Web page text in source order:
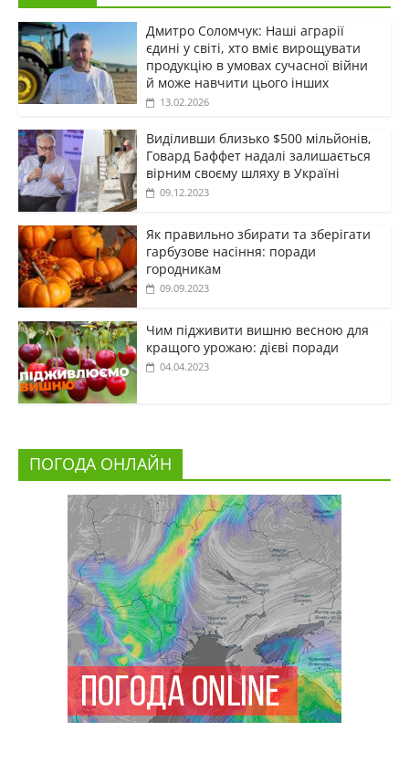
Дмитро Соломчук: Наші аграрії
єдині у світі, хто вміє вирощувати
продукцію в умовах сучасної війни
й може навчити цього інших
13.02.2026
Виділивши близько $500 мільйонів,
Говард Баффет надалі залишається
вірним своєму шляху в Україні
09.12.2023
Як правильно збирати та зберігати
гарбузове насіння: поради
городникам
09.09.2023
Чим підживити вишню весною для
кращого урожаю: дієві поради
04.04.2023
ПОГОДА ОНЛАЙН